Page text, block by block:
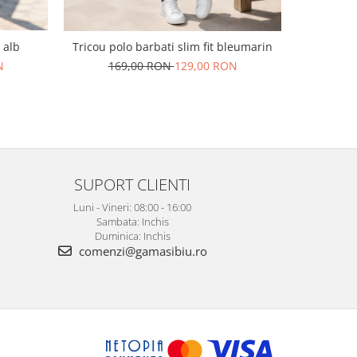
alb
Tricou polo barbati slim fit bleumarin
169,00 RON129,00 RON
SUPORT CLIENTI
Luni - Vineri: 08:00 - 16:00
Sambata: Inchis
Duminica: Inchis
comenzi@gamasibiu.ro